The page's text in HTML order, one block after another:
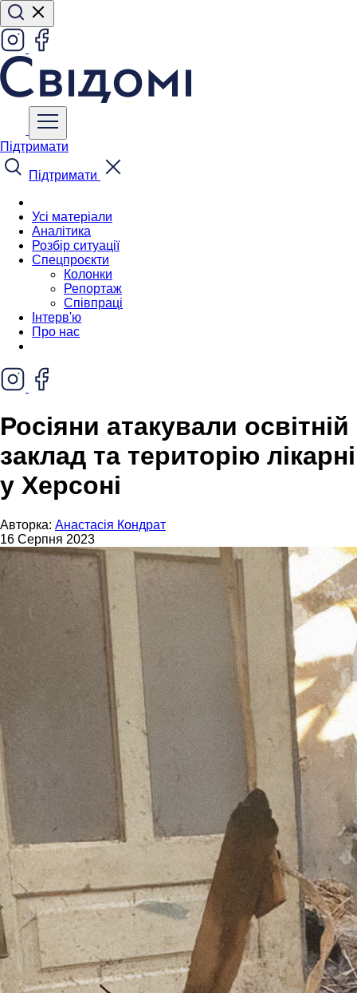
Підтримати
Підтримати
Усі матеріали
Аналітика
Розбір ситуації
Спецпроєкти
Колонки
Репортаж
Співпраці
Інтерв'ю
Про нас
Росіяни атакували освітній
заклад та територію лікарні
у Херсоні
Авторка: Анастасія Кондрат
16 Серпня 2023